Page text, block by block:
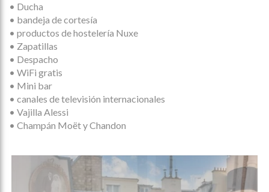
• Ducha
• bandeja de cortesía
• productos de hostelería Nuxe
• Zapatillas
• Despacho
• WiFi gratis
• Mini bar
• canales de televisión internacionales
• Vajilla Alessi
• Champán Moët y Chandon